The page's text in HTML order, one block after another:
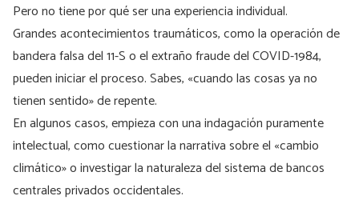
Pero no tiene por qué ser una experiencia individual.
Grandes acontecimientos traumáticos, como la operación de
bandera falsa del 11-S o el extraño fraude del COVID-1984,
pueden iniciar el proceso. Sabes, «cuando las cosas ya no
tienen sentido» de repente.
En algunos casos, empieza con una indagación puramente
intelectual, como cuestionar la narrativa sobre el «cambio
climático» o investigar la naturaleza del sistema de bancos
centrales privados occidentales.